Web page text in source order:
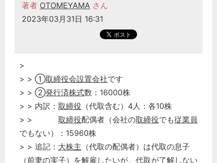
著者 OTOMEYAMA さん
2023年03月31日 16:31
>
> > ①取締役会設置会社です
> > ②発行済株式数：16000株
> > 内訳： 取締役 （代取含む）4人：各10株
> > 取締役配偶者（会社の取締役でも従業員
でもない）：15960株
> > 追記： 大株主 （代取の配偶者）は代取の息子
（前妻の実子）を解雇 したいが、代取が了解しない